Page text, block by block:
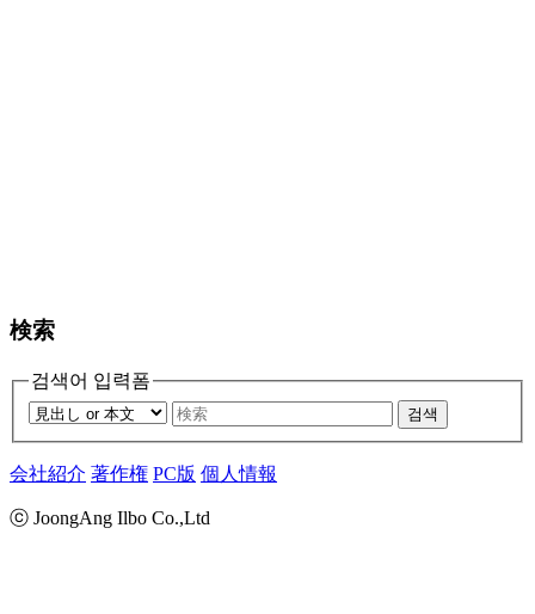
検索
검색어 입력폼
검색
会社紹介 著作権 PC版 個人情報
ⓒ JoongAng Ilbo Co.,Ltd